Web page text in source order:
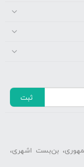
ثبت
بن‌بست اشهری،